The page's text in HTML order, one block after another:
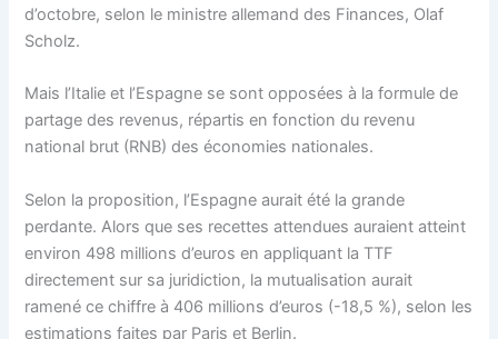
d’octobre, selon le ministre allemand des Finances, Olaf
Scholz.
Mais l’Italie et l’Espagne se sont opposées à la formule de
partage des revenus, répartis en fonction du revenu
national brut (RNB) des économies nationales.
Selon la proposition, l’Espagne aurait été la grande
perdante. Alors que ses recettes attendues auraient atteint
environ 498 millions d’euros en appliquant la TTF
directement sur sa juridiction, la mutualisation aurait
ramené ce chiffre à 406 millions d’euros (-18,5 %), selon les
estimations faites par Paris et Berlin.